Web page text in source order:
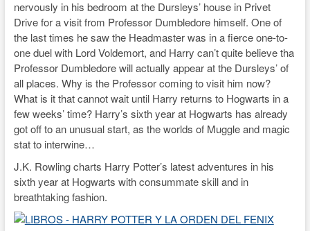
nervously in his bedroom at the Dursleys’ house in Privet
Drive for a visit from Professor Dumbledore himself. One of
the last times he saw the Headmaster was in a fierce one-to-
one duel with Lord Voldemort, and Harry can’t quite believe tha
Professor Dumbledore will actually appear at the Dursleys’ of
all places. Why is the Professor coming to visit him now?
What is it that cannot wait until Harry returns to Hogwarts in a
few weeks’ time? Harry’s sixth year at Hogwarts has already
got off to an unusual start, as the worlds of Muggle and magic
stat to interwine…
J.K. Rowling charts Harry Potter’s latest adventures in his
sixth year at Hogwarts with consummate skill and in
breathtaking fashion.